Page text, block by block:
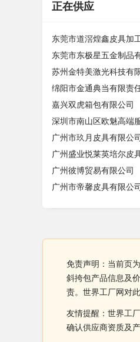
正在供应
东莞市道滘煌鑫皮具加
东莞市东极星五金制品
苏州金特美激光科技有
绵阳市金通典当有限责
嘉兴双虎箱包有限公司
深圳市南山区欧魅高端
广州市玖月皮具有限公司
广州彼博贸易有限公司
广州市帝馨皮具有限公司
免责声明：当前页
斜挎包产品信息及
责。世界工厂网对
友情提醒：世界工
确认供应商资质及